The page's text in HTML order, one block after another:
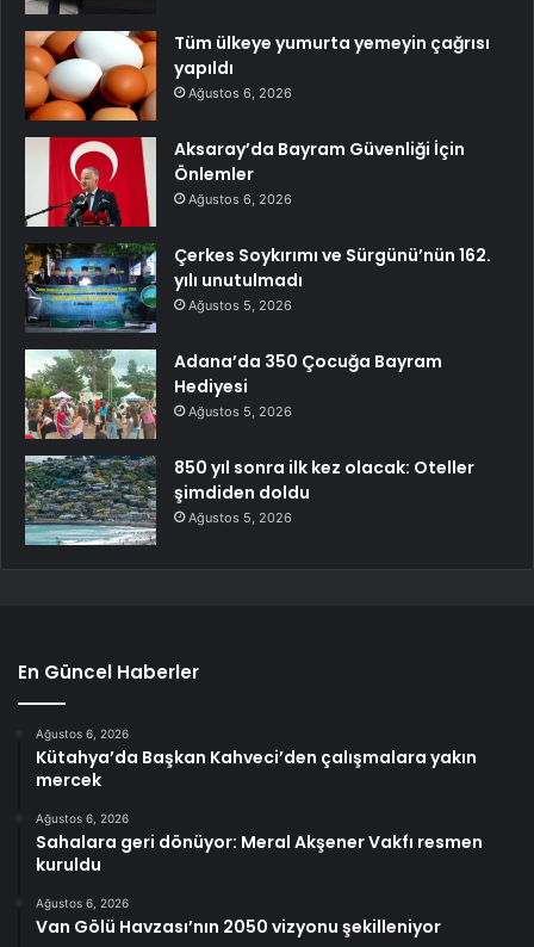
Tüm ülkeye yumurta yemeyin çağrısı
yapıldı
Ağustos 6, 2026
Aksaray’da Bayram Güvenliği İçin
Önlemler
Ağustos 6, 2026
Çerkes Soykırımı ve Sürgünü’nün 162.
yılı unutulmadı
Ağustos 5, 2026
Adana’da 350 Çocuğa Bayram
Hediyesi
Ağustos 5, 2026
850 yıl sonra ilk kez olacak: Oteller
şimdiden doldu
Ağustos 5, 2026
En Güncel Haberler
Ağustos 6, 2026
Kütahya’da Başkan Kahveci’den çalışmalara yakın
mercek
Ağustos 6, 2026
Sahalara geri dönüyor: Meral Akşener Vakfı resmen
kuruldu
Ağustos 6, 2026
Van Gölü Havzası’nın 2050 vizyonu şekilleniyor